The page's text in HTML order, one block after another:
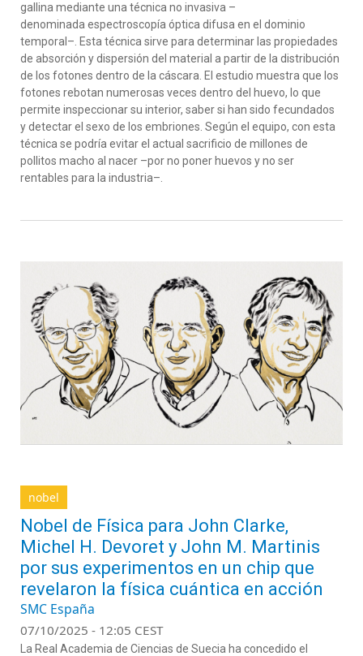
gallina mediante una técnica no invasiva –
denominada espectroscopía óptica difusa en el dominio
temporal–. Esta técnica sirve para determinar las propiedades
de absorción y dispersión del material a partir de la distribución
de los fotones dentro de la cáscara. El estudio muestra que los
fotones rebotan numerosas veces dentro del huevo, lo que
permite inspeccionar su interior, saber si han sido fecundados
y detectar el sexo de los embriones. Según el equipo, con esta
técnica se podría evitar el actual sacrificio de millones de
pollitos macho al nacer –por no poner huevos y no ser
rentables para la industria–.
nobel
Nobel de Física para John Clarke,
Michel H. Devoret y John M. Martinis
por sus experimentos en un chip que
revelaron la física cuántica en acción
SMC España
07/10/2025 - 12:05 CEST
La Real Academia de Ciencias de Suecia ha concedido el